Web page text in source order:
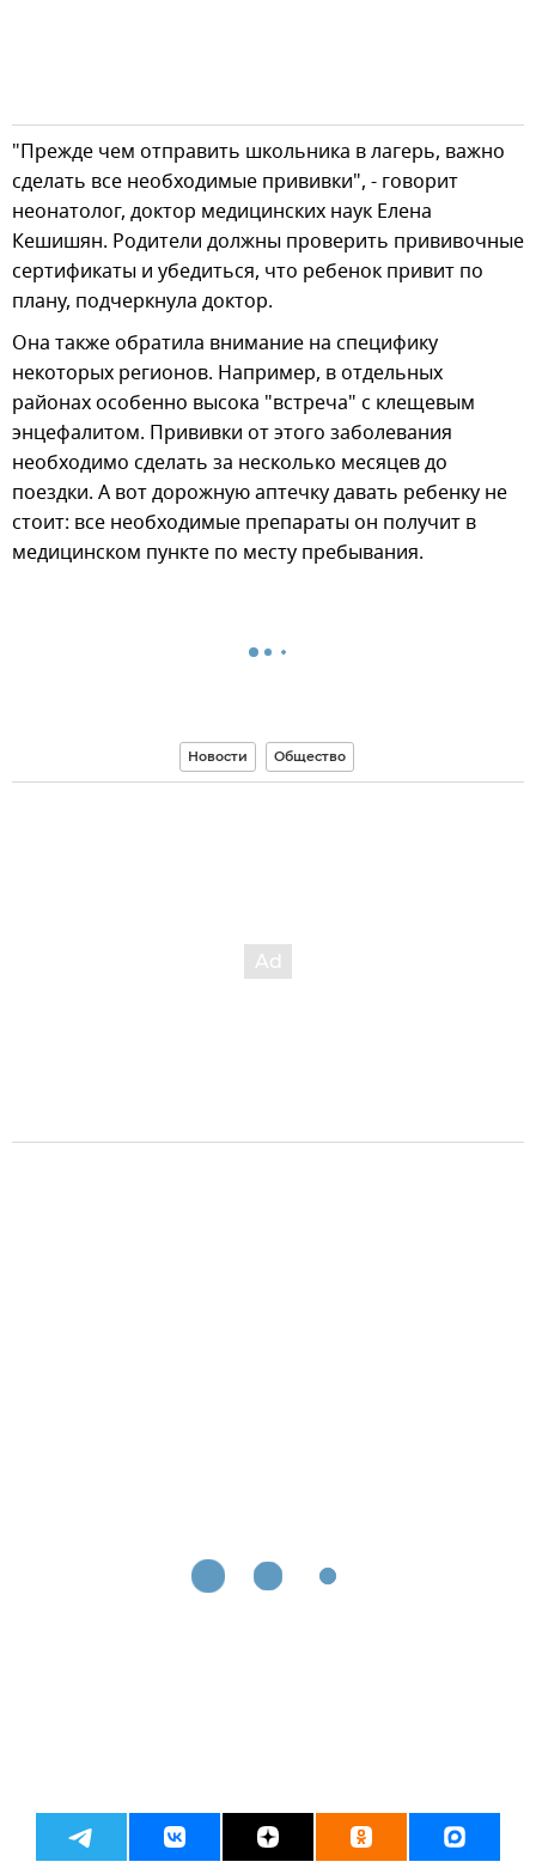
"Прежде чем отправить школьника в лагерь, важно
сделать все необходимые прививки", - говорит
неонатолог, доктор медицинских наук Елена
Кешишян. Родители должны проверить прививочные
сертификаты и убедиться, что ребенок привит по
плану, подчеркнула доктор.
Она также обратила внимание на специфику
некоторых регионов. Например, в отдельных
районах особенно высока "встреча" с клещевым
энцефалитом. Прививки от этого заболевания
необходимо сделать за несколько месяцев до
поездки. А вот дорожную аптечку давать ребенку не
стоит: все необходимые препараты он получит в
медицинском пункте по месту пребывания.
Новости Общество